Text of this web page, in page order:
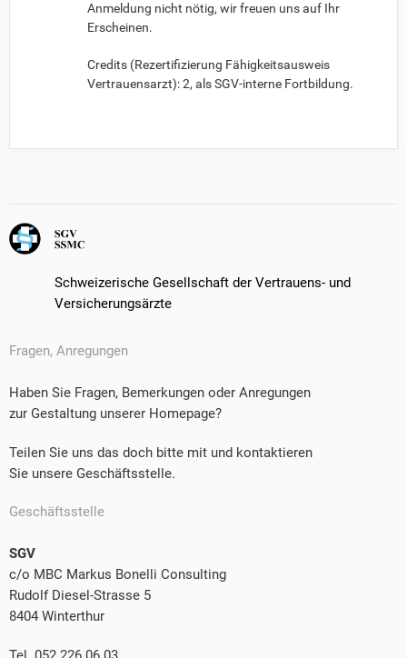
Anmeldung nicht nötig, wir freuen uns auf Ihr
Erscheinen.
Credits (Rezertifizierung Fähigkeitsausweis
Vertrauensarzt): 2, als SGV-interne Fortbildung.
Schweizerische Gesellschaft der Vertrauens- und
Versicherungsärzte
Fragen, Anregungen
Haben Sie Fragen, Bemerkungen oder Anregungen
zur Gestaltung unserer Homepage?
Teilen Sie uns das doch bitte mit und kontaktieren
Sie unsere Geschäftsstelle.
Geschäftsstelle
SGV
c/o MBC Markus Bonelli Consulting
Rudolf Diesel-Strasse 5
8404 Winterthur